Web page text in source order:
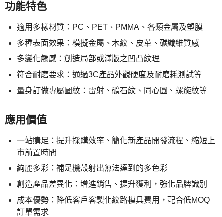
功能特色
適用多樣材質：PC、PET、PMMA、各類金屬及塑膜
多種表面效果：模擬金屬、木紋、皮革、碳纖維質感
多變化觸感：創造局部或滿版之凹凸紋理
符合耐磨要求：通過3C產品外觀硬度及耐磨耗測試等
量身訂做專屬圖紋：雷射、礦石紋、同心圓、螺旋紋等
應用價值
一站購足：提升採購效率、簡化新產品開發流程、縮短上
市前置時間
絢麗多彩：補足機殼射出無法達到的多色彩
創造產品差異化：增進銷售、提升獲利，強化品牌識別
成本優勢：降低客戶客製化紋路模具費用，配合低MOQ
訂單需求